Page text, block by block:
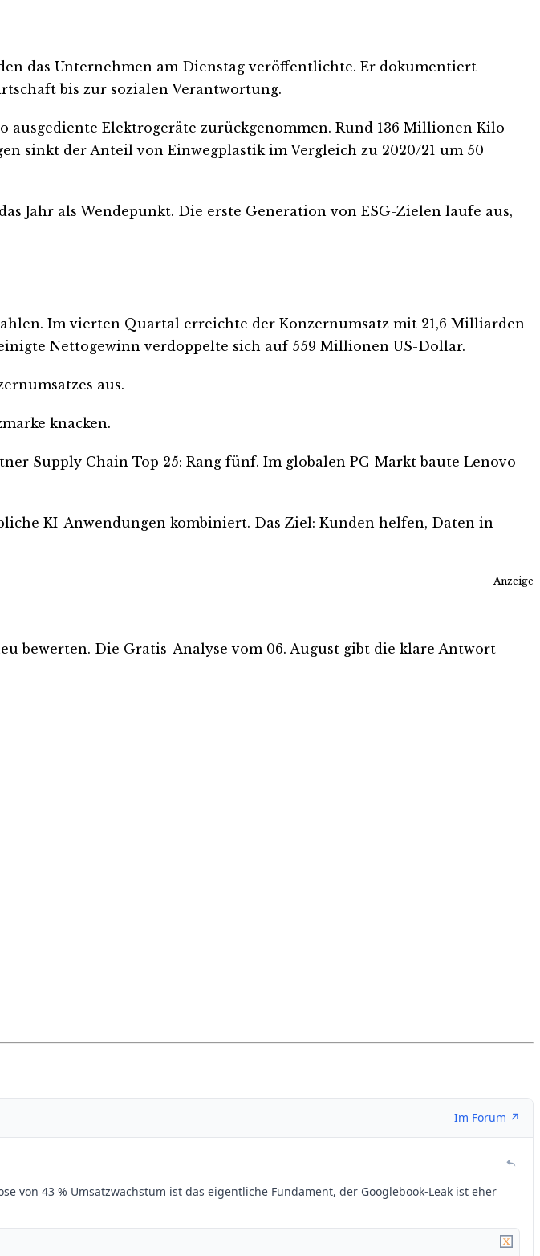
das Unternehmen am Dienstag veröffentlichte. Er dokumentiert
bis zur sozialen Verantwortung.
Elektrogeräte zurückgenommen. Rund 136 Millionen Kilo
sinkt der Anteil von Einwegplastik im Vergleich zu 2020/21 um 50
Jahr als Wendepunkt. Die erste Generation von ESG-Zielen laufe aus,
Im vierten Quartal erreichte der Konzernumsatz mit 21,6 Milliarden
Nettogewinn verdoppelte sich auf 559 Millionen US-Dollar.
aus.
knacken.
Supply Chain Top 25: Rang fünf. Im globalen PC-Markt baute Lenovo
KI-Anwendungen kombiniert. Das Ziel: Kunden helfen, Daten in
Anzeige
bewerten. Die Gratis-Analyse vom 06. August gibt die klare Antwort –